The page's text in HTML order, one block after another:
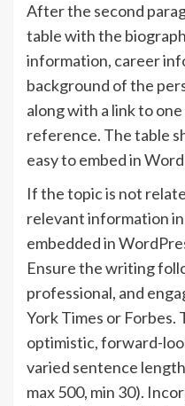
After the second
table with the
information, career
background of the
along with a link to
reference. The table
easy to embed in
If the topic is not
relevant information
embedded in
Ensure the writing
professional, and
York Times or Forbes.
optimistic, forward-
varied sentence
max 500, min 30).